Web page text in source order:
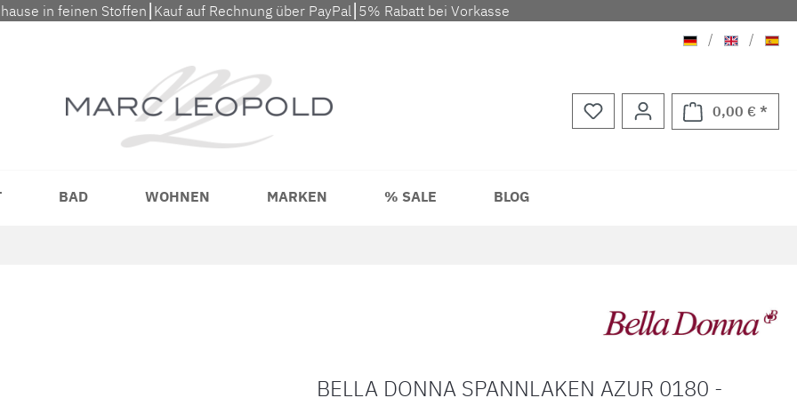
in feinen Stoffen⎮Kauf auf Rechnung über PayPal⎮5% Rabatt bei Vorkasse
Deutsch
/ Englisch
/
0,00 € *
BAD WOHNEN MARKEN % SALE BLOG
BELLA DONNA SPANNLAKEN AZUR 0180 -